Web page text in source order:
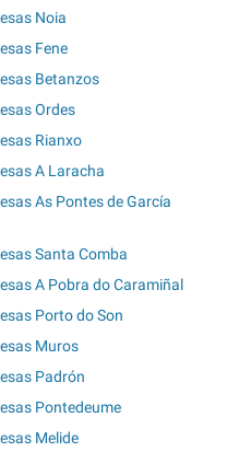
Noia
Fene
Betanzos
Ordes
Rianxo
A Laracha
As Pontes de García
Santa Comba
A Pobra do Caramiñal
Porto do Son
Muros
Padrón
Pontedeume
Melide